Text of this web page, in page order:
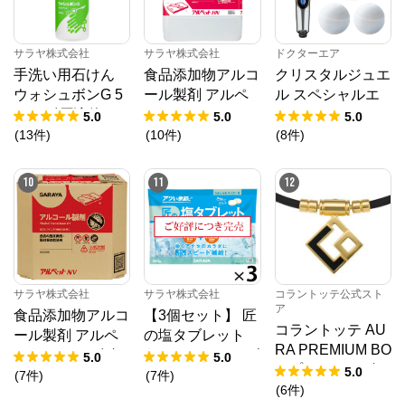
サラヤ株式会社
手洗い用石けん
ウォシュボンG 5
0mL 〔原液使
用〕
5.0
(13件)
サラヤ株式会社
食品添加物アルコ
ール製剤 アルペ
ットHN 5L5.0
(10件)
ドクターエア
クリスタルジュエ
ル スペシャルエ
ディション5.0
(8件)
10
サラヤ株式会社
食品添加物アルコ
ール製剤 アルペ
ットNV 10L 八角
B.I.B.
5.0
(7件)
11
サラヤ株式会社
【3個セット】 匠
の塩タブレット
うましゅわサイダ
ー味 500g × 3
5.0
(7件)
12
コラントッテ公式スト
ア
コラントッテ AU
RA PREMIUM BO
X プレミアムゴー
ルド
5.0
(6件)